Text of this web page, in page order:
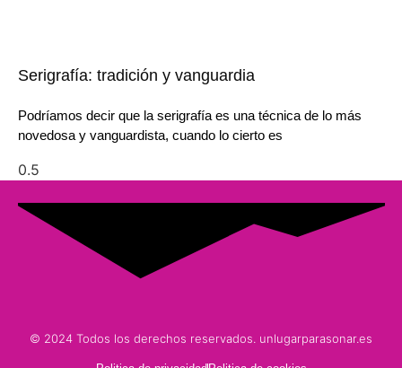
Serigrafía: tradición y vanguardia
Podríamos decir que la serigrafía es una técnica de lo más
novedosa y vanguardista, cuando lo cierto es
© 2024 Todos los derechos reservados. unlugarparasonar.es